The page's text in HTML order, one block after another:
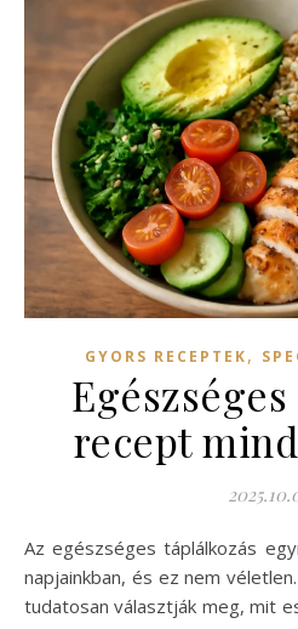
GYORS RECEPTEK,
recept
Az egészséges táplálkozás egyre nagyobb hangsúlyt kap
napjainkban, és ez nem
tudatosan választják meg, mit